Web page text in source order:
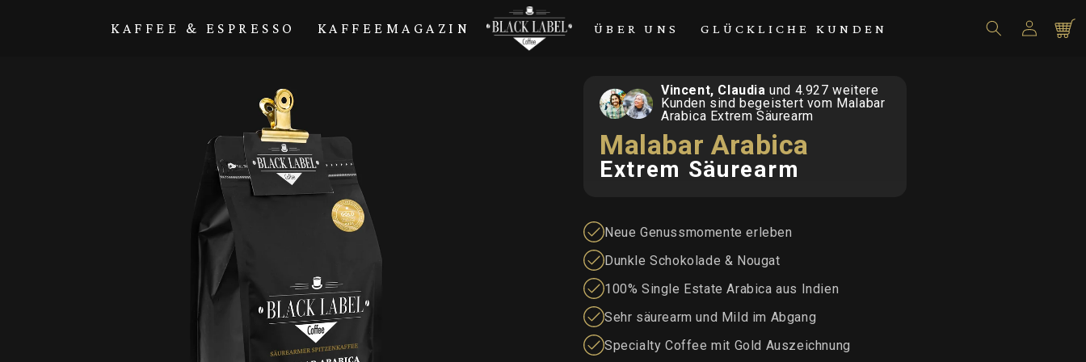
KAFFEE & ESPRESSO KAFFEEMAGAZIN ÜBER UNS GLÜCKLICHE KUNDEN Einloggen
Vincent, Claudiaund 4.927 weitere
Kunden sind begeistert vom Malabar
Arabica Extrem Säurearm
Malabar Arabica
Extrem Säurearm
Neue Genussmomente erleben
Dunkle Schokolade & Nougat
100% Single Estate Arabica aus Indien
Sehr säurearm und Mild im Abgang
Specialty Coffee mit Gold Auszeichnung